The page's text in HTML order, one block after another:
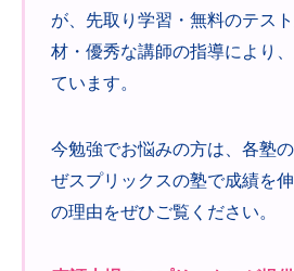
が、先取り学習・無料のテス
材・優秀な講師の指導により
ています。
今勉強でお悩みの方は、各塾
ぜスプリックスの塾で成績を
の理由をぜひご覧ください。